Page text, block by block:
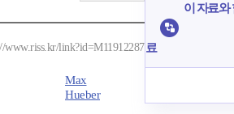
www.riss.kr/link?id=M11912287
Max
Hueber
이 자료와
료